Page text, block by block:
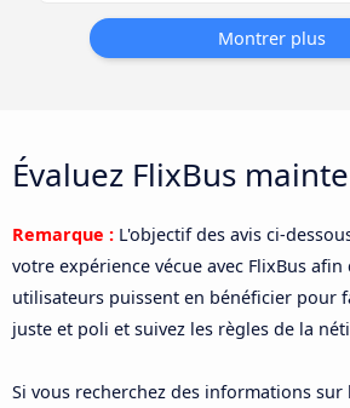
Montrer plus
Évaluez FlixBus
Remarque : L'objectif des avis ci-
votre expérience vécue avec FlixBus
utilisateurs puissent en bénéficier pour
juste et poli et suivez les règles de la
Si vous recherchez des informations